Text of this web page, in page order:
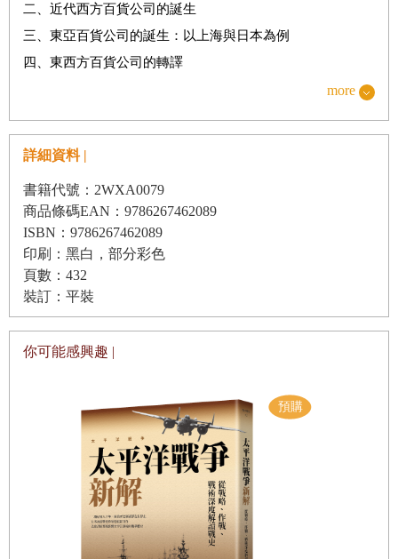
二、近代西方百貨公司的誕生
三、東亞百貨公司的誕生：以上海與日本為例
四、東西方百貨公司的轉譯
第二章 視覺消費與百貨公司到臺灣
一、移動的百貨公司：出張販賣
三、臺灣百貨公司的出現
小結
第三章 戰爭體制下臺灣的百貨公司
一、戰前與戰時臺灣的百貨公司
一、大型百貨公司登場
二、百貨公司的複合式空間
三、上百貨公司「作功」
第五章 邁向文化品味與符號消費的百貨公司
more
詳細資料 |
書籍代號：2WXA0079
商品條碼EAN：9786267462089
ISBN：9786267462089
印刷：黑白，部分彩色
頁數：432
裝訂：平裝
你可能感興趣 |